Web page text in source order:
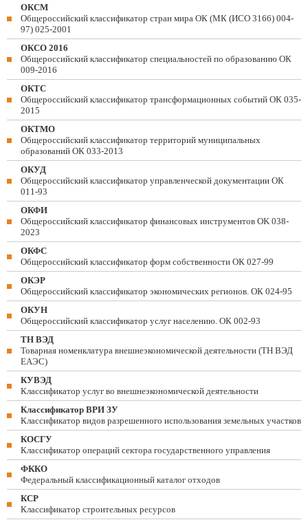
ОКСМ
Общероссийский классификатор стран мира ОК (МК (ИСО 3166) 004-
97) 025-2001
ОКСО 2016
Общероссийский классификатор специальностей по образованию ОК
009-2016
ОКТС
Общероссийский классификатор трансформационных событий ОК 035-
2015
ОКТМО
Общероссийский классификатор территорий муниципальных
образований ОК 033-2013
ОКУД
Общероссийский классификатор управленческой документации ОК
011-93
ОКФИ
Общероссийский классификатор финансовых инструментов OK 038-
2023
ОКФС
Общероссийский классификатор форм собственности ОК 027-99
ОКЭР
Общероссийский классификатор экономических регионов. ОК 024-95
ОКУН
Общероссийский классификатор услуг населению. ОК 002-93
ТН ВЭД
Товарная номенклатура внешнеэкономической деятельности (ТН ВЭД
ЕАЭС)
КУВЭД
Классификатор услуг во внешнеэкономической деятельности
Классификатор ВРИ ЗУ
Классификатор видов разрешенного использования земельных участков
КОСГУ
Классификатор операций сектора государственного управления
ФККО
Федеральный классификационный каталог отходов
КСР
Классификатор строительных ресурсов